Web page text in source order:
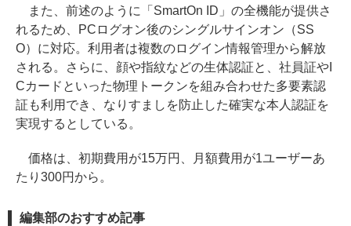
また、前述のように「SmartOn ID」の全機能が提供さ
れるため、PCログオン後のシングルサインオン（SS
O）に対応。利用者は複数のログイン情報管理から解放
される。さらに、顔や指紋などの生体認証と、社員証やI
Cカードといった物理トークンを組み合わせた多要素認
証も利用でき、なりすましを防止した確実な本人認証を
実現するとしている。
価格は、初期費用が15万円、月額費用が1ユーザーあ
たり300円から。
編集部のおすすめ記事